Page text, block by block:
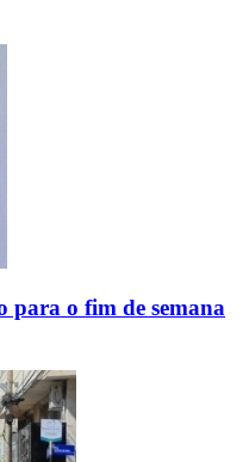
para o fim de semana